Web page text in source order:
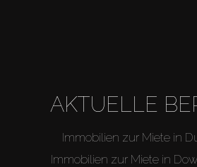
AKTUELLE
Immobilien zur Miete in
Immobilien zur Miete in